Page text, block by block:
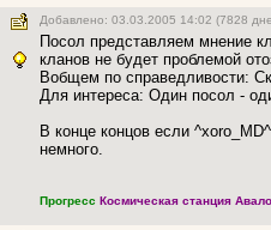
Добавлено: 03.03.2005 14:02 (7828
Посол представляем мнение
кланов не будет проблемой
Вобщем по справедливости:
Для интереса: Один посол -
В конце концов если
немного.
Прогресс Космическая станция